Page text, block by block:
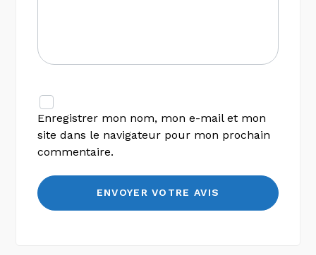
Enregistrer mon nom, mon e-mail et mon
site dans le navigateur pour mon prochain
commentaire.